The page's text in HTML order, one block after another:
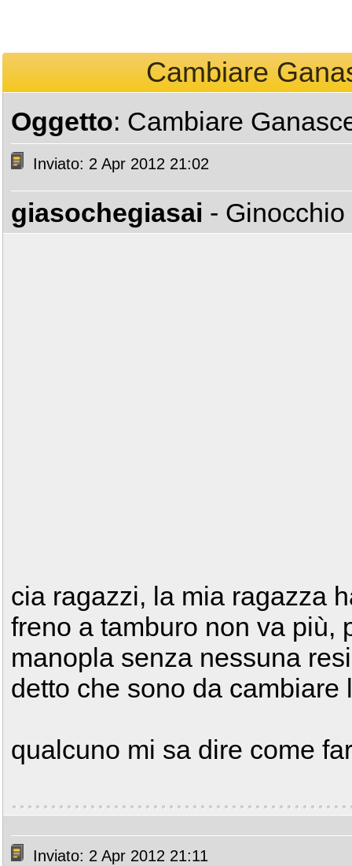
Cambiare
Oggetto: Cambiare
Inviato: 2 Apr 2012 21:02
giasochegiasai -
cia ragazzi, la mia ragazza
freno a tamburo non va più,
manopla senza nessuna
detto che sono da cambiare
qualcuno mi sa dire come
Inviato: 2 Apr 2012 21:11